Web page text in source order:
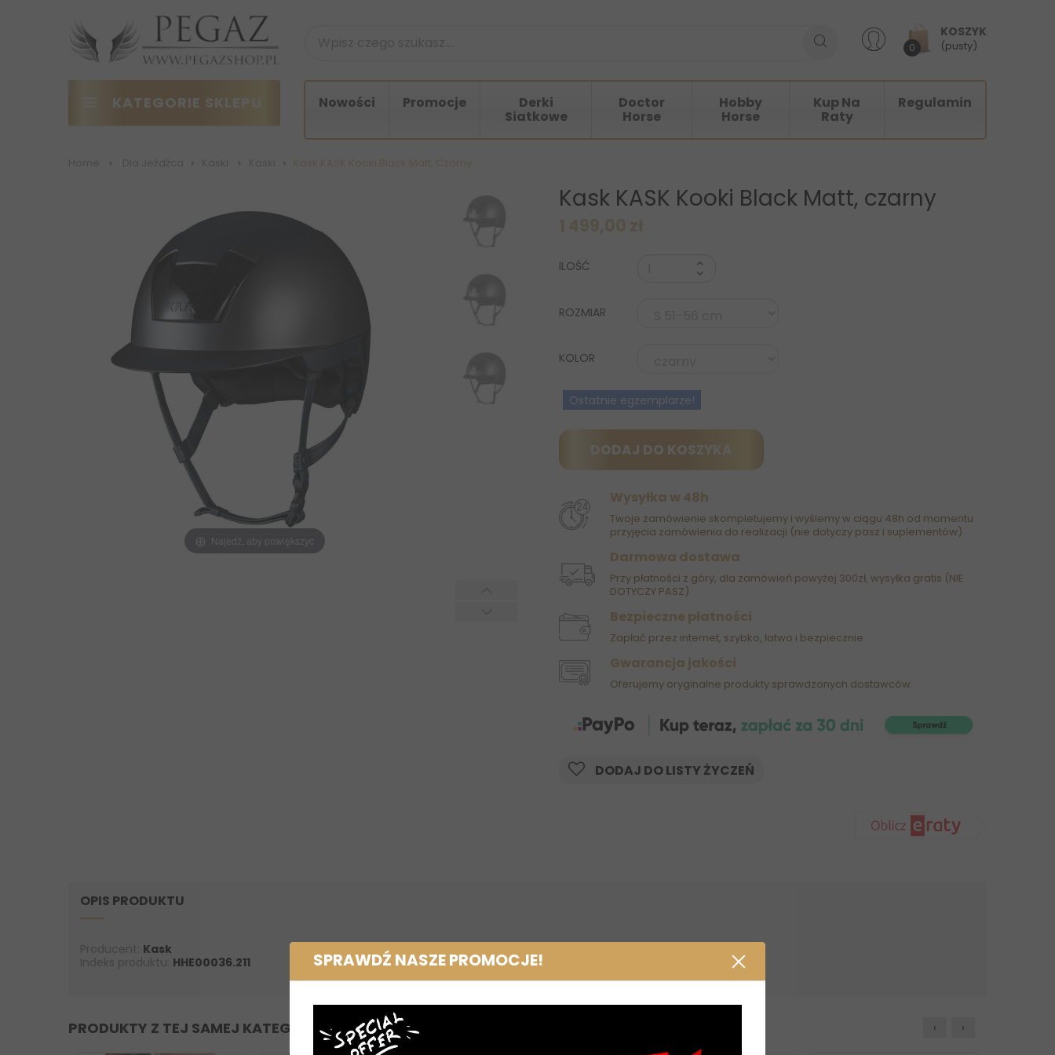
SPRAWDŹ NASZE PROMOCJE!
KOSZYK
0 (pusty)
KATEGORIE SKLEPU Nowości Promocje Derki
Siatkowe
Doctor
Horse
Hobby
Horse
Kup Na
Raty
Regulamin
Najedź, aby powiększyć
Kask KASK Kooki Black Matt, czarny
ILOŚĆ
ROZMIAR
KOLOR
Ostatnie egzemplarze!
DODAJ DO KOSZYKA
Wysyłka w 48h
Twoje zamówienie skompletujemy i wyślemy w ciągu 48h od momentu
przyjęcia zamówienia do realizacji (nie dotyczy pasz i suplementów)
Darmowa dostawa
Przy płatności z góry, dla zamówień powyżej 300zł, wysyłka gratis (NIE
DOTYCZY PASZ)
Bezpieczne płatności
Zapłać przez internet, szybko, łatwo i bezpiecznie
Gwarancja jakości
Oferujemy oryginalne produkty sprawdzonych dostawców.
DODAJ DO LISTY ŻYCZEŃ
OPIS PRODUKTU
Producent: Kask
Indeks produktu: HHE00036.211
PRODUKTY Z TEJ SAMEJ KATEGORII ‹ ›